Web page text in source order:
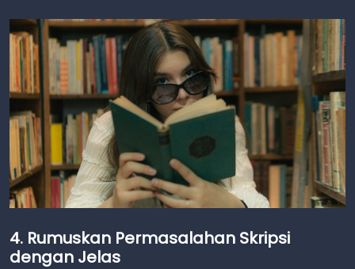
4. Rumuskan Permasalahan Skripsi
dengan Jelas